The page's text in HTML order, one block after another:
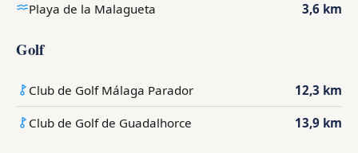
Playa de la Malagueta 3,6 km
Golf
Club de Golf Málaga Parador 12,3 km
Club de Golf de Guadalhorce 13,9 km